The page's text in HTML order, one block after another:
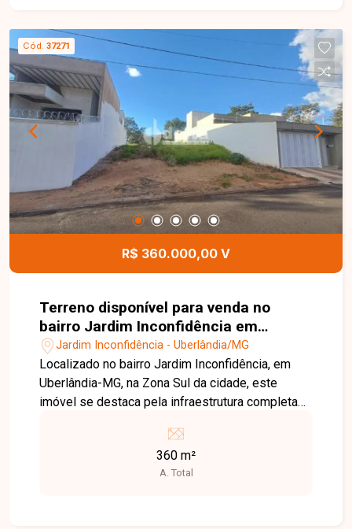
ou comerciais. Disponibilidade e valores sujeitos
a alteração. Imagem ilustrativa.
Cód. 37271
R$ 360.000,00 V
Terreno disponível para venda no
bairro Jardim Inconfidência em
Uberlândia-MG
Jardim Inconfidência - Uberlândia/MG
Localizado no bairro Jardim Inconfidência, em
Uberlândia-MG, na Zona Sul da cidade, este
imóvel se destaca pela infraestrutura completa
pública eficiente e coleta de lixo regular, além de
contar com escolas, unidades de saúde,
comércio variado e áreas verdes, proporcionando
360 m²
A. Total